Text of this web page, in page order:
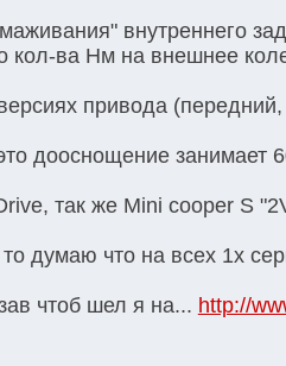
внутреннего
кол-ва Нм на внешнее
привода
дооснощение занимает
так же Mini cooper S
думаю что на всех 1х
чтоб шел я на... http://